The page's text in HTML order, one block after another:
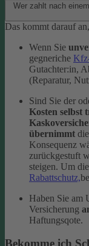
Wer zahlt nach
Das kommt darauf
Wenn Sie
gegneriche
Gutachter:in,
(Reparatur,
Sind Sie der
Kosten selbst
übernimmt die
Konsequenz
zurückgestuft
steigen. Um
Rabattschutz,
Haben Sie am
Versicherung
Haftungsqote.
Bekomme ich